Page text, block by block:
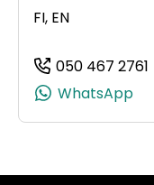
FI, EN
050 467 2761
WhatsApp